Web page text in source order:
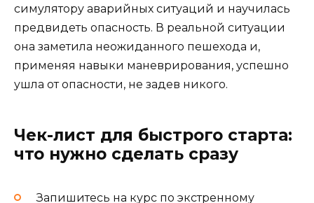
симулятору аварийных ситуаций и научилась
предвидеть опасность. В реальной ситуации
она заметила неожиданного пешехода и,
применяя навыки маневрирования, успешно
ушла от опасности, не задев никого.
Чек-лист для быстрого старта:
что нужно сделать сразу
Запишитесь на курс по экстренному